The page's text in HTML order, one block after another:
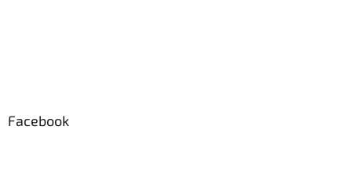
Facebook